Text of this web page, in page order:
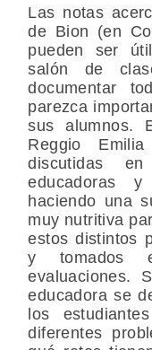
Las notas
de Bion (en
pueden ser
salón de
documentar
parezca
sus alumnos.
Reggio
discutidas
educadoras
haciendo una
muy nutritiva
estos distintos
y tomados
evaluaciones.
educadora se
los
diferentes